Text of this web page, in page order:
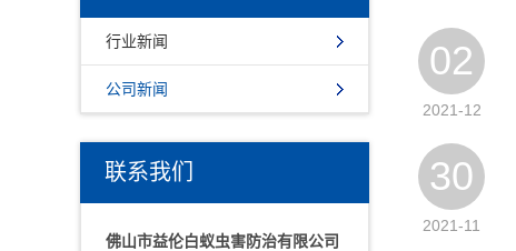
行业新闻
公司新闻
联系我们
佛山市益伦白蚁虫害防治有限公司
02
2021-12
30
2021-11